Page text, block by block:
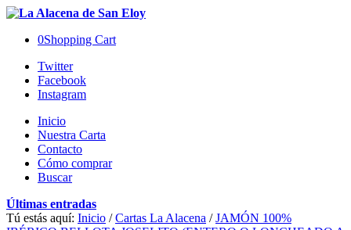
0Shopping Cart
Twitter
Facebook
Instagram
Inicio
Nuestra Carta
Contacto
Cómo comprar
Buscar
Últimas entradas
Tú estás aquí: Inicio / Cartas La Alacena / JAMÓN 100%